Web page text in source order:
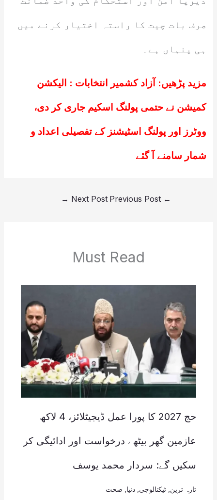
صرف بات چیت کا راستہ اختیار کرنے میں
ہی پنہاں ہے۔
مزید پڑھیں: آزاد کشمیر انتخابات : الیکشن
کمیشن نے حتمی پولنگ اسکیم جاری کر دی،
ووٹرز اور پولنگ اسٹیشنز کے تفصیلی اعداد و
شمار سامنے آ گئے
←
Next Post
→
Must Read
حج 2027 کا پورا عمل ڈیجیٹلائز، 4 لاکھ
عازمین گھر بیٹھے درخواست اور ادائیگی کر
سکیں گے: سردار محمد یوسف
تازہ ترین ٹیکنالوجی دنیا صحت